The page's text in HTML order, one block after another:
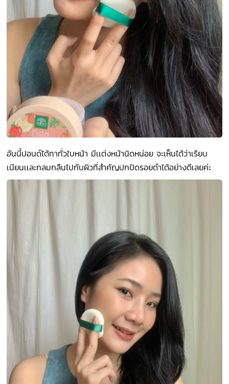
อันนี้ปอนด์ได้ทาทั่วใบหน้า มีเเต่งหน้านิดหน่อย จะเห็นได้ว่าเรียบ
เนียนเเละกลมกลืนไปกับผิวที่สำคัญปกปิดรอยดำได้อย่างดีเลยค่ะ